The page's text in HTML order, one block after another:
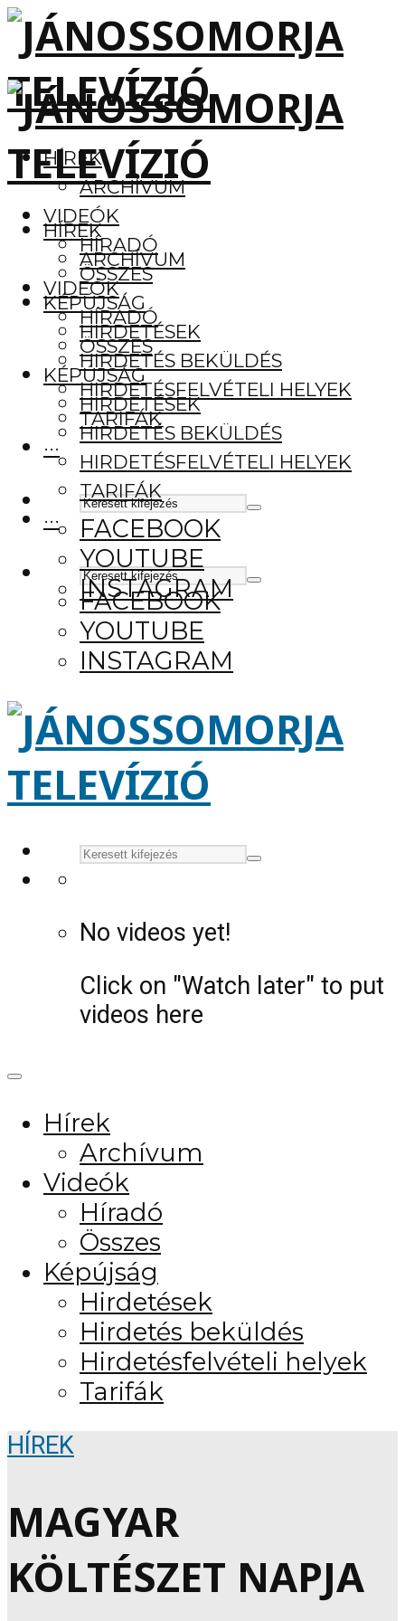
HÍREK
ARCHÍVUM
VIDEÓK
HÍRADÓ
ÖSSZES
KÉPÚJSÁG
HIRDETÉSEK
HIRDETÉS BEKÜLDÉS
HIRDETÉSFELVÉTELI HELYEK
TARIFÁK
···
FACEBOOK
YOUTUBE
INSTAGRAM
HÍREK
ARCHÍVUM
VIDEÓK
HÍRADÓ
ÖSSZES
KÉPÚJSÁG
HIRDETÉSEK
HIRDETÉS BEKÜLDÉS
HIRDETÉSFELVÉTELI HELYEK
TARIFÁK
···
FACEBOOK
YOUTUBE
INSTAGRAM
No videos yet!
Click on "Watch later" to put
videos here
Hírek
Archívum
Videók
Híradó
Összes
Képújság
Hirdetések
Hirdetés beküldés
Hirdetésfelvételi helyek
Tarifák
HÍREK
MAGYAR
KÖLTÉSZET NAPJA